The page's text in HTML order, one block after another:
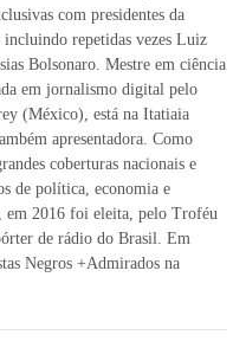
com presidentes da
repetidas vezes Luiz
Bolsonaro. Mestre em ciência
em jornalismo digital pelo
(México), está na Itatiaia
apresentadora. Como
coberturas nacionais e
de política, economia e
em 2016 foi eleita, pelo Troféu
de rádio do Brasil. Em
Negros +Admirados na